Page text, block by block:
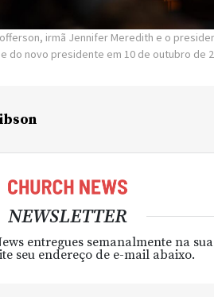
irmã Jennifer Meredith e o
do novo presidente em 10 de outubro de
NEWSLETTER
entregues semanalmente na
seu endereço de e-mail abaixo.